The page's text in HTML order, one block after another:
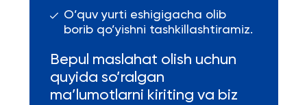
O’quv yurti eshigigacha olib
borib qo’yishni tashkillashtiramiz.
Bepul maslahat olish uchun
quyida so’ralgan
ma’lumotlarni kiriting va biz